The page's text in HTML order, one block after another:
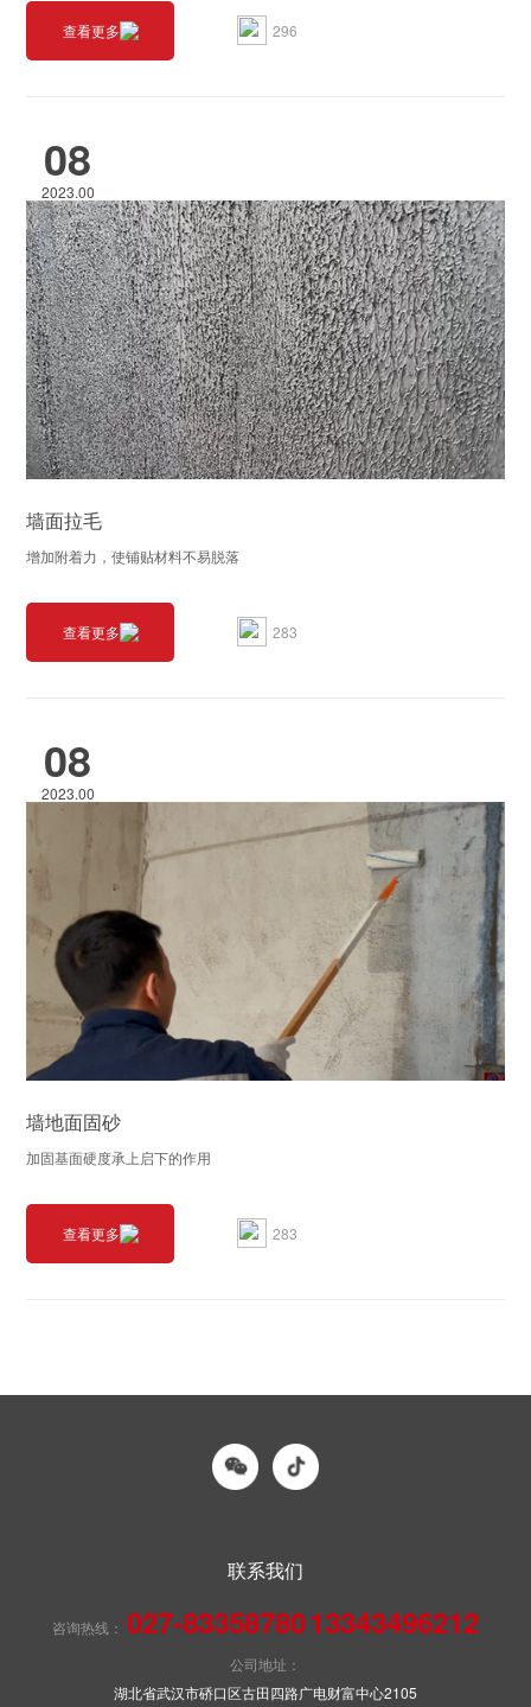
查看更多 296
08
2023.00
墙面拉毛
增加附着力，使铺贴材料不易脱落
查看更多 283
08
2023.00
墙地面固砂
加固基面硬度承上启下的作用
查看更多 283
联系我们
咨询热线： 027-8335878013343496212
公司地址：
湖北省武汉市硚口区古田四路广电财富中心2105